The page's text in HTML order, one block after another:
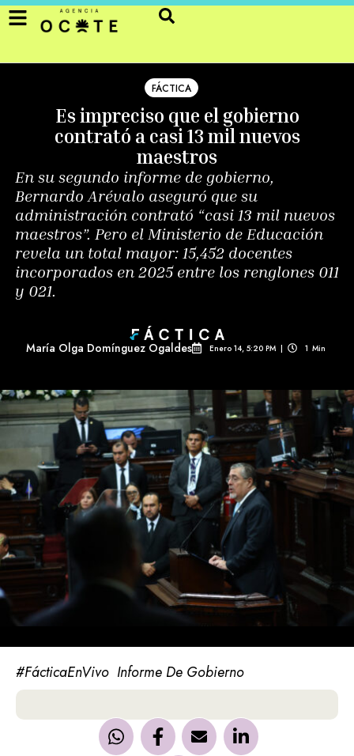
FÁCTICA
Es impreciso que el gobierno
contrató a casi 13 mil nuevos
maestros
En su segundo informe de gobierno,
Bernardo Arévalo aseguró que su
administración contrató “casi 13 mil nuevos
maestros”. Pero el Ministerio de Educación
revela un total mayor: 15,452 docentes
incorporados en 2025 entre los renglones 011
y 021.
María Olga Domínguez Ogaldes Enero 14, 5:20 PM | 1 Min
#FácticaEnVivo Informe De Gobierno